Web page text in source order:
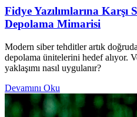
Fidye Yazılımlarına Karşı
Depolama Mimarisi
Modern siber tehditler artık
depolama ünitelerini hedef alıyor.
yaklaşımı nasıl uygulanır?
Devamını Oku